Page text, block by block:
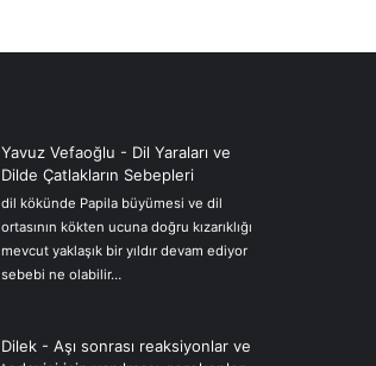
Yavuz Vefaoğlu - Dil Yaraları ve
Dilde Çatlakların Sebepleri
dil kökünde Papila büyümesi ve dil
ortasının kökten ucuna doğru kızarıklığı
mevcut yaklaşık bir yıldır devam ediyor
sebebi ne olabilir…
Dilek -Aşı sonrası reaksiyonlar ve